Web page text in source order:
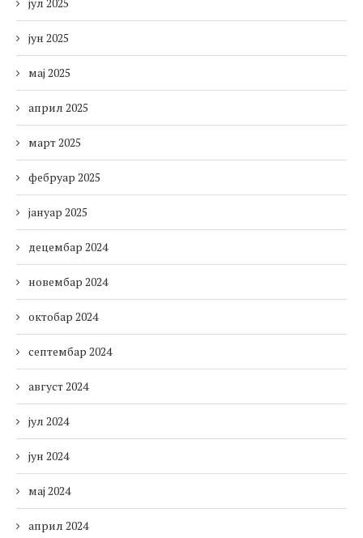
јул 2025
јун 2025
мај 2025
април 2025
март 2025
фебруар 2025
јануар 2025
децембар 2024
новембар 2024
октобар 2024
септембар 2024
август 2024
јул 2024
јун 2024
мај 2024
април 2024